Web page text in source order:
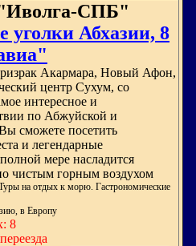
СПБ"
Абхазии, 8
Акармара, Новый Афон,
центр Сухум, со
интересное и
по Абжуйской и
сможете посетить
и легендарные
мере насладится
чистым горным воздухом
на отдых к морю. Гастрономические
в Европу
8